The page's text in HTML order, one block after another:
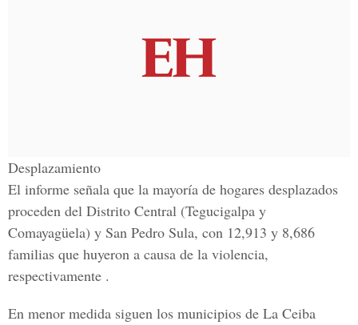
Desplazamiento
El informe señala que la mayoría de hogares desplazados
proceden del Distrito Central (Tegucigalpa y
Comayagüela) y San Pedro Sula, con 12,913 y 8,686
familias que huyeron a causa de la violencia,
respectivamente .
En menor medida siguen los municipios de La Ceiba